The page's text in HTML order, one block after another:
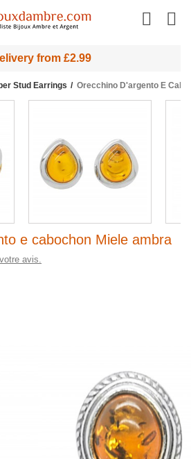
from £2.99
Stud Earrings Orecchino D'argento E
e cabochon Miele ambra
avis.